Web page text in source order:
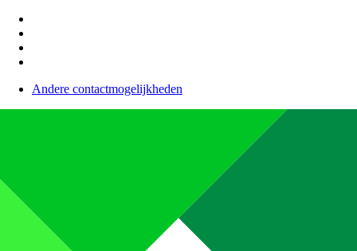
Andere contactmogelijkheden